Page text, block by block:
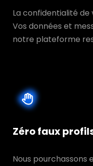
La confidentialité
Vos données et
notre plateforme
Zéro faux
Nous pourchassons